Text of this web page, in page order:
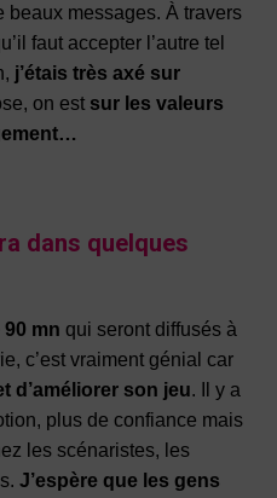
beaux messages. À travers
faut accepter l’autre tel
j’étais très axé sur
on est sur les valeurs
dans quelques
mn qui seront diffusés à
c’est vraiment génial car
d’améliorer son jeu. Il y a
plus de confiance mais
les scénaristes, les
J’espère que les gens